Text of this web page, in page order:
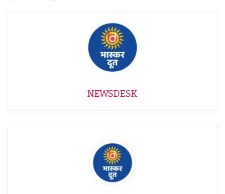
NEWSDESK